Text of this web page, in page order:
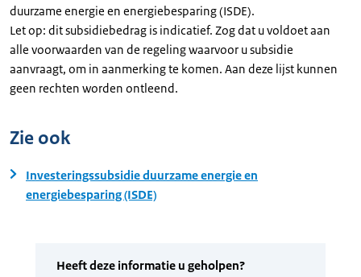
duurzame energie en energiebesparing (ISDE).
Let op: dit subsidiebedrag is indicatief. Zog dat u voldoet aan
alle voorwaarden van de regeling waarvoor u subsidie
aanvraagt, om in aanmerking te komen. Aan deze lijst kunnen
geen rechten worden ontleend.
Zie ook
Investeringssubsidie duurzame energie en
energiebesparing (ISDE)